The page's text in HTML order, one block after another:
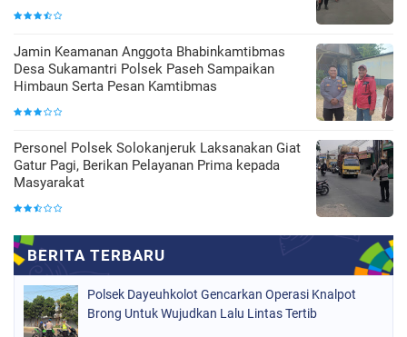
Jamin Keamanan Anggota Bhabinkamtibmas
Desa Sukamantri Polsek Paseh Sampaikan
Himbaun Serta Pesan Kamtibmas
Personel Polsek Solokanjeruk Laksanakan Giat
Gatur Pagi, Berikan Pelayanan Prima kepada
Masyarakat
Polsek Dayeuhkolot Gencarkan Operasi Knalpot
Brong Untuk Wujudkan Lalu Lintas Tertib